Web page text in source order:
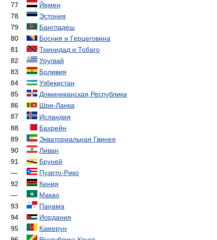
77
Йемен
78
Эстония
79
Бангладеш
80
Босния и Герцеговина
81
Тринидад и Тобаго
82
Уругвай
83
Боливия
84
Узбекистан
85
Доминиканская Республика
86
Шри-Ланка
87
Исландия
88
Бахрейн
89
Экваториальная Гвинея
90
Ливан
91
Бруней
—
Пуэрто-Рико
92
Кения
—
Макао
93
Панама
94
Иордания
95
Камерун